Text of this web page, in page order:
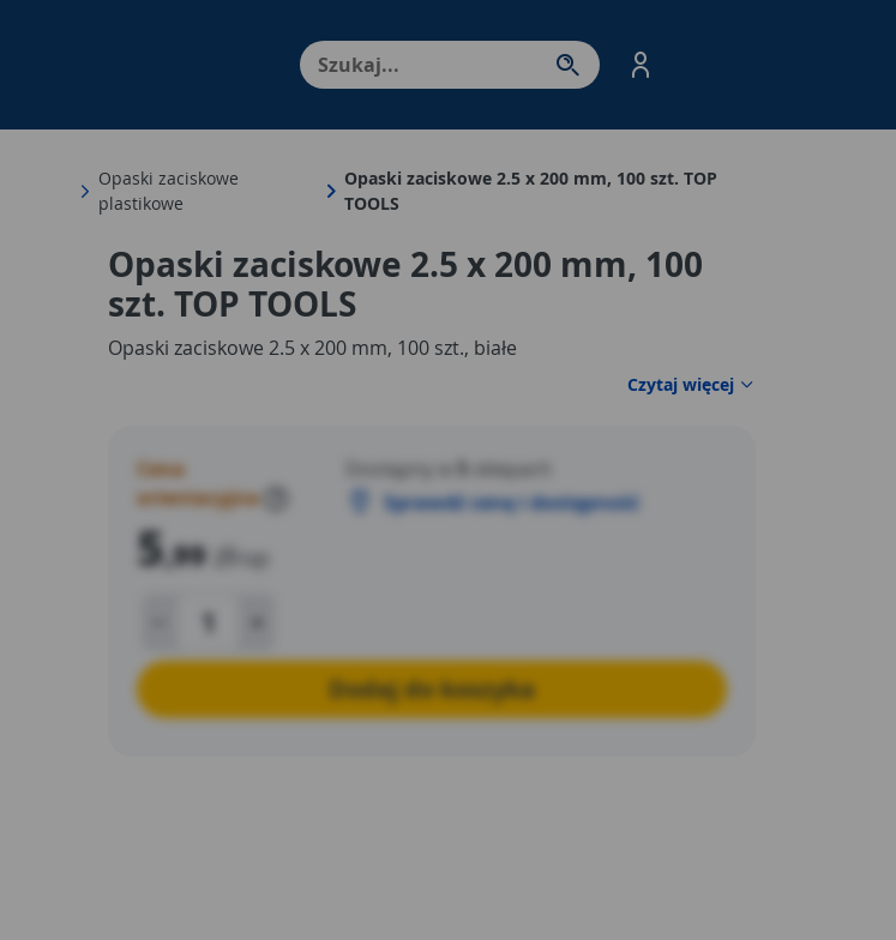
Menu Produktów, nawigacja: Enter - przejdź do strony produktów. Spacja – otwórz/
Opaski zaciskowe
plastikowe
Opaski zaciskowe 2.5 x 200 mm, 100 szt. TOP
TOOLS
Opaski zaciskowe 2.5 x 200 mm, 100
szt. TOP TOOLS
Opaski zaciskowe 2.5 x 200 mm, 100 szt., białe
Czytaj więcej
Cena
orientacyjna
5,99 zł /op
Dostępny w
sklepach
Sprawdź cenę i dostępność
Dodaj do koszyka